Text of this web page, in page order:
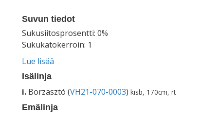
Suvun tiedot
Sukusiitosprosentti: 0%
Sukukatokerroin: 1
Lue lisää
Isälinja
i. Borzasztó (VH21-070-0003) kisb, 170cm, rt
Emälinja